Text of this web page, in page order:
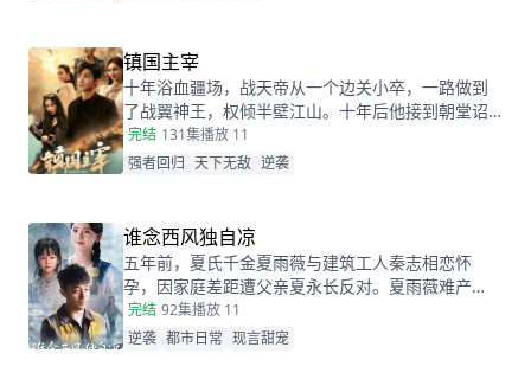
后，狠狠打了那些人的脸！
镇国主宰
十年浴血疆场，战天帝从一个边关小卒，一路做到
了战翼神王，权倾半壁江山。十年后他接到朝堂诏
书，回京述职，终于有机会让当年害自己母亲的仇
人为之付出代价
完结 131集播放 11
强者回归 天下无敌 逆袭
谁念西风独自凉
五年前，夏氏千金夏雨薇与建筑工人秦志相恋怀
孕，因家庭差距遭父亲夏永长反对。夏雨薇难产
时，夏永长借机逼秦志离开，谎称孩子夭折，实则
把孩子小蝶交给秦志。秦志工地事故后失智，父女
完结 92集播放 11
逆袭 都市日常 现言甜宠